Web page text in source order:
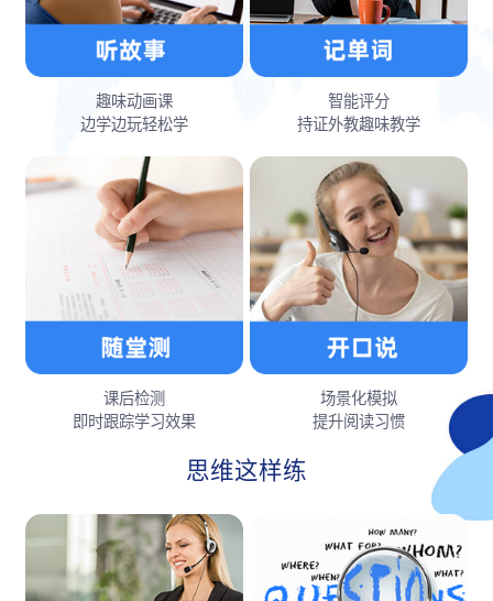
趣味动画课
边学边玩轻松学
智能评分
持证外教趣味教学
课后检测
即时跟踪学习效果
场景化模拟
提升阅读习惯
思维这样练